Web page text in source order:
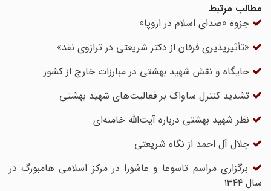
مطالب مرتبط
جزوه «صدای اسلام در اروپا»
«تأثیرپذیری فرقان از دکتر شریعتی در ترازوی نقد»
جایگاه و نقش شهید بهشتی در مبارزات خارج از کشور
تشدید کنترل ساواک بر فعالیت‌های شهید بهشتی
نظر شهید بهشتی درباره آیت‌الله خامنه‌ای
جلال آل احمد از نگاه شریعتی
برگزاری مراسم تاسوعا و عاشورا در مرکز اسلامی هامبورگ در
سال ۱۳۴۴